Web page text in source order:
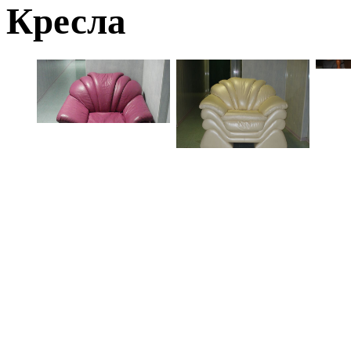
Кресла